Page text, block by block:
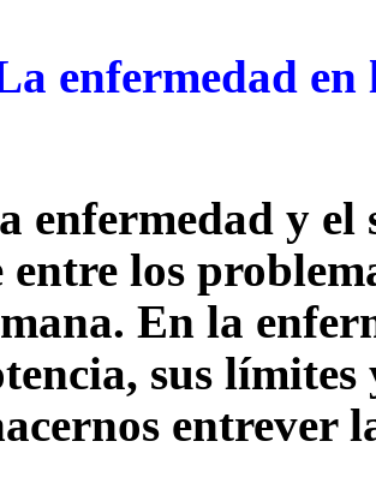
en
enfermedad y el
entre los
En la
sus
entrever